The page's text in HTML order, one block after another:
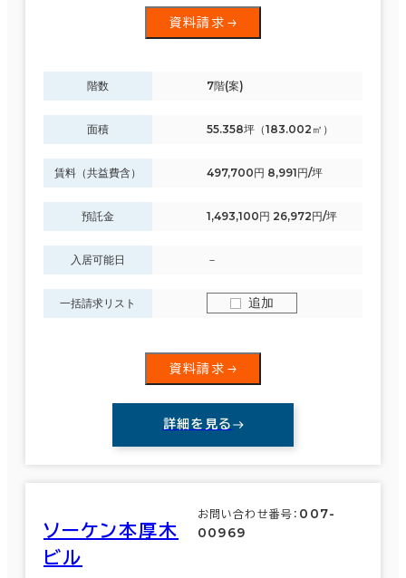
資料請求
階数 7階(案)
面積 55.358坪（183.002㎡）
賃料（共益費含） 497,700円 8,991円/坪
預託金 1,493,100円 26,972円/坪
入居可能日 －
一括請求リスト 追加
資料請求
詳細を見る
ソーケン本厚木
ビル
お問い合わせ番号： 007-
00969